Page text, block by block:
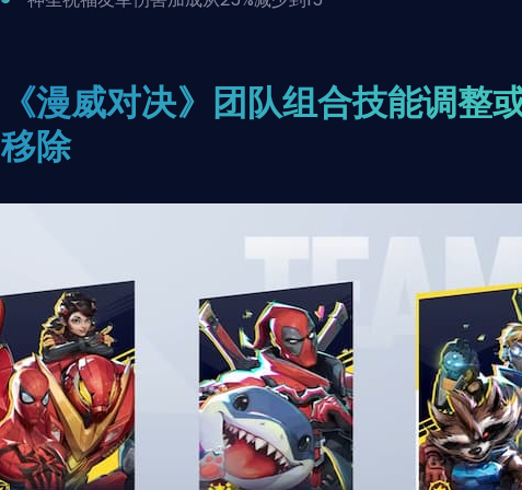
《漫威对决》团队组合技能调整
移除